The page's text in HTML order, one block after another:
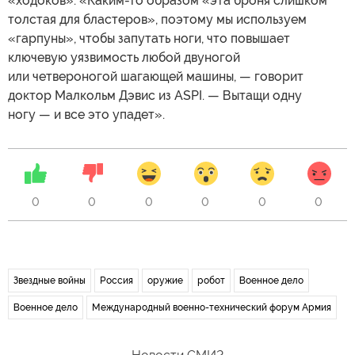
толстая для бластеров», поэтому мы используем
«гарпуны», чтобы запутать ноги, что повышает
ключевую уязвимость любой двуногой
или четвероногой шагающей машины, — говорит
доктор Малкольм Дэвис из ASPI. — Вытащи одну
ногу — и все это упадет».
0 0 0 0 0 0
Звездные войны Россия оружие робот Военное дело
Военное дело Международный военно-технический форум Армия